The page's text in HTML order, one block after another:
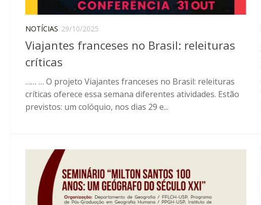
NOTÍCIAS 29/10/2025
Viajantes franceses no Brasil: releituras
críticas
…… … O projeto Viajantes franceses no Brasil: releituras
críticas oferece essa semana diferentes atividades. Estão
previstos: um colóquio, nos dias 29 e...